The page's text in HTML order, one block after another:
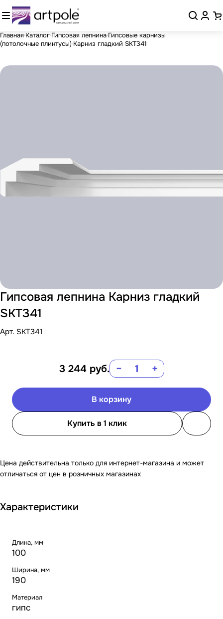
Главная Каталог Гипсовая лепнина Гипсовые карнизы
(потолочные плинтусы) Карниз гладкий SKT341
Гипсовая лепнина Карниз гладкий
SKT341
Арт. SKT341
3 244 руб. − +
В корзину
Купить в 1 клик
Цена действительна только для интернет-магазина и может
отличаться от цен в розничных магазинах
Характеристики
Длина, мм
100
Ширина, мм
190
Материал
гипс